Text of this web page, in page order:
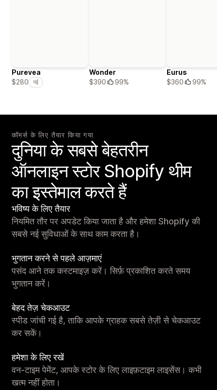
Purevea
$280
नई
Wonder
$390
99%
Eurus
$360
99%
कॉमर्स के लिए तैयार किया गया
दुनिया के सबसे बेहतरीन
ऑनलाइन स्टोर Shopify थीम
का इस्तेमाल करते हैं
भविष्य के लिए तैयार
नियमित तौर पर अपडेट किया जाता है और हमेशा Shopify की
सबसे नई सुविधाओं के साथ काम करता है।
भुगतान करने से पहले आज़माएं
पसंद आने तक कस्टमाइज़ करें। सिर्फ़ प्रकाशित करते समय
भुगतान करें।
बेहद तेज़ चेकआउट
स्पीड जांची गई है, ताकि आपके ग्राहक सबसे तेज़ी से चेकआउट
कर सकें।
हमेशा के लिए रखें
वन-टाइम पेमेंट, आपके स्टोर के लिए लाइफ़टाइम लाइसेंस। कभी
खत्म नहीं होता।